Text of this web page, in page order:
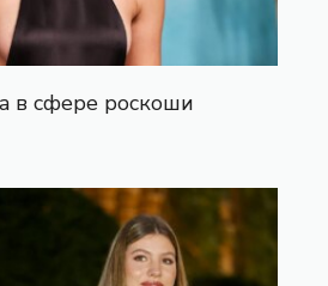
в сфере роскоши